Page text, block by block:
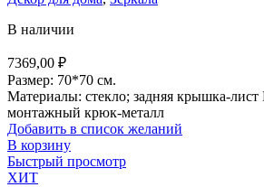
В наличии
7369,00 ₽
Размер: 70*70 см.
Материалы: стекло; задняя крышка-
монтажный крюк-металл
Добавить в список желаний
В корзину
Быстрый просмотр
ХИТ